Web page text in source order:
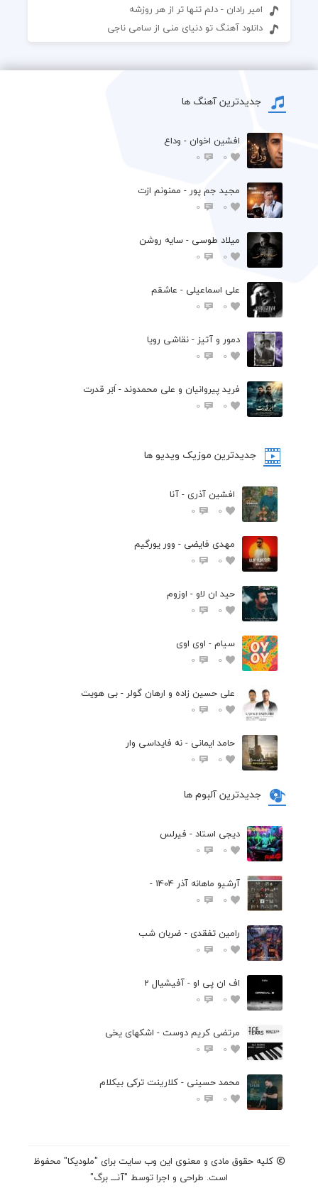
امیر رادان - دلم تنها تر از هر روزشه
دانلود آهنگ تو دنیای منی از سامی ناجی
جدیدترین آهنگ ها
افشين اخوان - وداع
0
0
مجید جم پور - ممنونم ازت
0
0
میلاد طوسی - سایه روشن
0
0
علی اسماعیلی - عاشقم
0
0
دمور و آتیز - نقاشی رویا
0
0
فرید پیروانیان و علی محمدوند - اَبَر قدرت
0
0
جدیدترین موزیک ویدیو ها
افشین آذری - آنا
0
0
مهدی فایضی - وور یورگیم
0
0
حید ان لاو - اوزوم
0
0
سیام - اوی اوی
0
0
علی حسین زاده و ارهان گولر - بی هویت
0
0
حامد ایمانی - نه فایداسی وار
0
0
جدیدترین آلبوم ها
دیجی استاد - فیرلس
0
0
آرشیو ماهانه آذر 1404 -
0
0
رامین تفقدی - ضربان شب
0
0
اف ان پی او - آفیشیال 2
0
0
مرتضی کریم دوست - اشکهای یخی
0
0
محمد حسینی - کلارینت ترکی بیکلام
0
0
کلیه حقوق مادی و معنوی این وب سایت برای "ملودیکا" محفوظ
است. طراحی و اجرا توسط "آنـــ برگ"